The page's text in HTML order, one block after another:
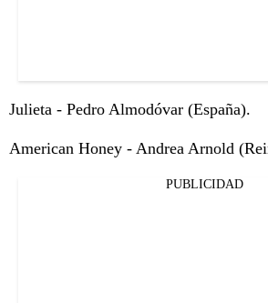
Julieta - Pedro Almodóvar (España).
American Honey - Andrea Arnold
PUBLICIDAD